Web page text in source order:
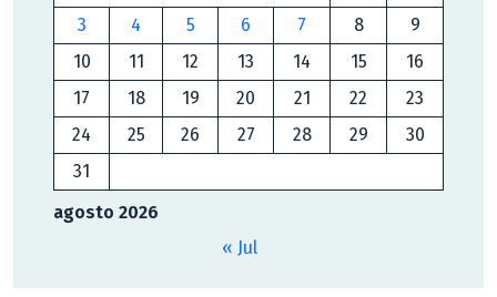
agosto 2026
3
4 5 6 7 8
9
10
11 12 13 14 15
16
17
18 19 20 21 22
23
24
25 26 27 28 29
30
31
« Jul